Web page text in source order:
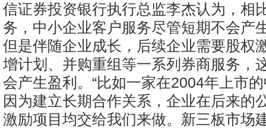
信证券投资银行执行总监李杰认为，相
务，中小企业客户服务尽管短期不会产
但是伴随企业成长，后续企业需要股权
增计划、并购重组等一系列券商服务，
会产生盈利。“比如一家在2004年上市
因为建立长期合作关系，企业在后来的
激励项目均交给我们来做。新三板市场